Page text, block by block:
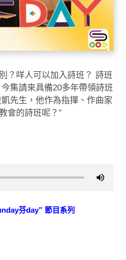
？咩人可以加入詩班？ 詩班
集請來具備20多年帶領詩班
先生，他作為指揮、作曲家
會的詩班呢？”
芬day” 節目系列